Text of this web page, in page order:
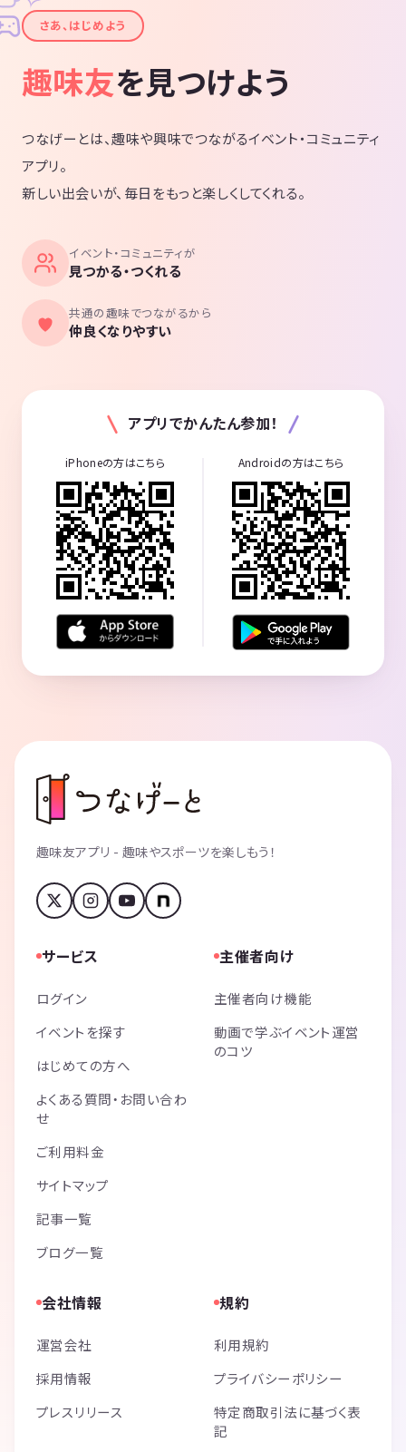
✦さあ、はじめよう
趣味友を見つけよう
つなげーとは、趣味や興味でつながるイベント・コミュニティ
アプリ。
新しい出会いが、毎日をもっと楽しくしてくれる。
イベント・コミュニティが
見つかる・つくれる
共通の趣味でつながるから
仲良くなりやすい
アプリでかんたん参加！
iPhoneの方はこちら Androidの方はこちら
趣味友アプリ - 趣味やスポーツを楽しもう！
サービス
ログイン
イベントを探す
はじめての方へ
よくある質問・お問い合わ
せ
ご利用料金
サイトマップ
記事一覧
ブログ一覧
主催者向け
主催者向け機能
動画で学ぶイベント運営
のコツ
会社情報
運営会社
採用情報
プレスリリース
規約
利用規約
プライバシーポリシー
特定商取引法に基づく表
記